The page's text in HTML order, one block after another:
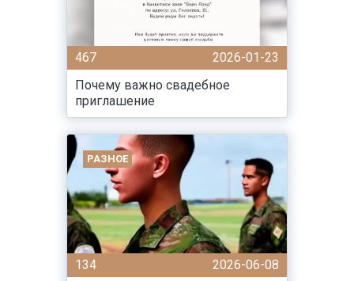
467
2026-01-23
Почему важно свадебное
приглашение
РАЗНОЕ
134
2026-06-08